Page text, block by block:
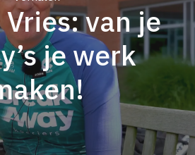
van je
je werk